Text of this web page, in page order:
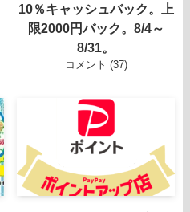
10％キャッシュバック。上
限2000円バック。8/4～
8/31。
コメント (37)